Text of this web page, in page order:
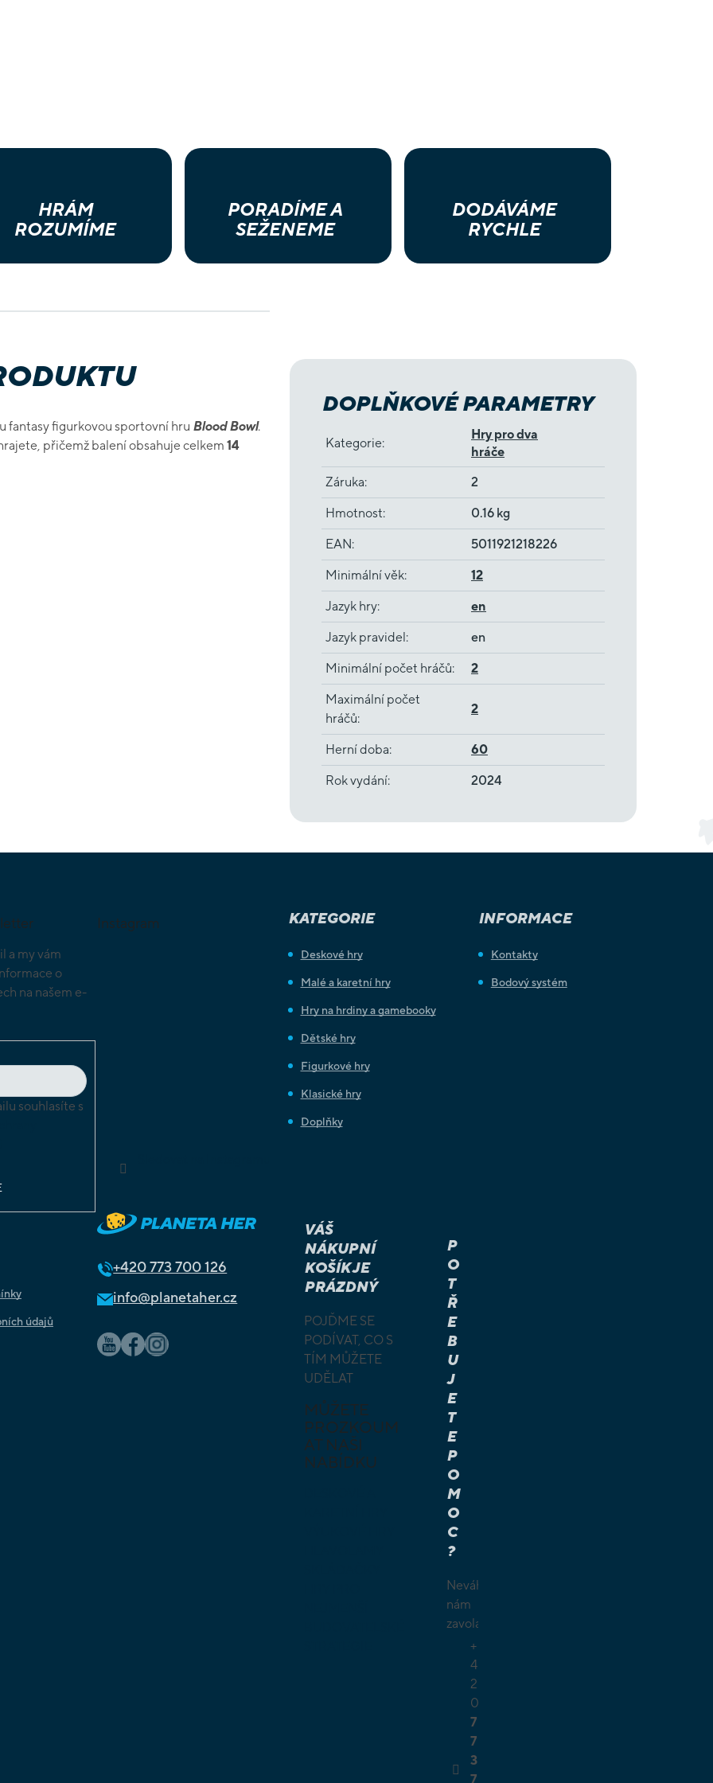
HRÁM
ROZUMÍME
PORADÍME A
SEŽENEME
DODÁVÁME
RYCHLE
fantasy figurkovou sportovní hru Blood Bowl.
přičemž balení obsahuje celkem 14
DOPLŇKOVÉ PARAMETRY
Kategorie:
Hry pro dva
hráče
Záruka: 2
Hmotnost: 0.16 kg
EAN: 5011921218226
Minimální věk: 12
Jazyk hry: en
Jazyk pravidel: en
Minimální počet hráčů: 2
Maximální počet
hráčů:
2
Herní doba: 60
Rok vydání: 2024
a my vám
o
na našem e-
souhlasíte s
Instagram KATEGORIE
Deskové hry
Malé a karetní hry
Hry na hrdiny a gamebooky
Dětské hry
Figurkové hry
Klasické hry
Doplňky
INFORMACE
Kontakty
Bodový systém
údajů
+420773 700 126
info@planetaher.cz
VÁŠ
NÁKUPNÍ
KOŠÍK JE
PRÁZDNÝ
POJĎME SE
PODÍVAT, CO S
TÍM MŮŽETE
UDĚLAT
MŮŽETE
PROZKOUM
AT NAŠI
NABÍDKU
P
O
T
Ř
E
B
U
J
E
T
E
P
O
M
O
C
?
Neváhejte
nám
zavolat.
+
4
2
0
7
7
3
7